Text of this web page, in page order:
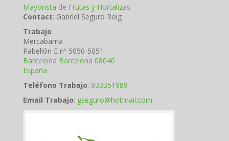
Mayorista de Frutas y Hortalizas
Contact: Gabriel Seguro Roig
Trabajo
Mercabarna
Pabellón E nº 5050-5051
Barcelona Barcelona 08040
España
Teléfono Trabajo: 933351989
Email Trabajo: gseguro@hotmail.com